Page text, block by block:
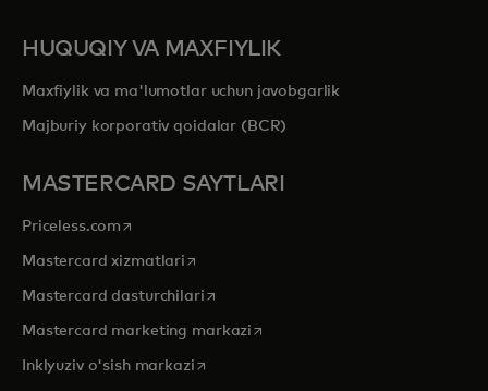
HUQUQIY VA MAXFIYLIK
Maxfiylik va ma'lumotlar uchun javobgarlik
Majburiy korporativ qoidalar (BCR)
MASTERCARD SAYTLARI
Priceless.com opens in a new tab
Mastercard xizmatlari opens in a new tab
Mastercard dasturchilariopens in a new tab
Mastercard marketing markazi opens in a new tab
Inklyuziv o'sish markaziopens in a new tab